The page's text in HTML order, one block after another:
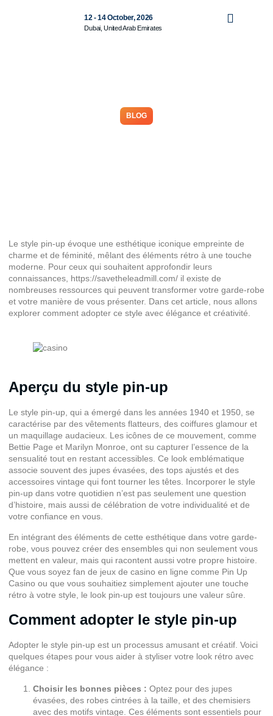
12 - 14 October, 2026
Dubai, United Arab Emirates
BLOG
Le style pin-up évoque une esthétique iconique empreinte de
charme et de féminité, mêlant des éléments rétro à une touche
moderne. Pour ceux qui souhaitent approfondir leurs
connaissances, https://savetheleadmill.com/ il existe de
nombreuses ressources qui peuvent transformer votre garde-robe
et votre manière de vous présenter. Dans cet article, nous allons
explorer comment adopter ce style avec élégance et créativité.
Aperçu du style pin-up
Le style pin-up, qui a émergé dans les années 1940 et 1950, se
caractérise par des vêtements flatteurs, des coiffures glamour et
un maquillage audacieux. Les icônes de ce mouvement, comme
Bettie Page et Marilyn Monroe, ont su capturer l’essence de la
sensualité tout en restant accessibles. Ce look emblématique
associe souvent des jupes évasées, des tops ajustés et des
accessoires vintage qui font tourner les têtes. Incorporer le style
pin-up dans votre quotidien n’est pas seulement une question
d’histoire, mais aussi de célébration de votre individualité et de
votre confiance en vous.
En intégrant des éléments de cette esthétique dans votre garde-
robe, vous pouvez créer des ensembles qui non seulement vous
mettent en valeur, mais qui racontent aussi votre propre histoire.
Que vous soyez fan de jeux de casino en ligne comme Pin Up
Casino ou que vous souhaitiez simplement ajouter une touche
rétro à votre style, le look pin-up est toujours une valeur sûre.
Comment adopter le style pin-up
Adopter le style pin-up est un processus amusant et créatif. Voici
quelques étapes pour vous aider à styliser votre look rétro avec
élégance :
Choisir les bonnes pièces : Optez pour des jupes
évasées, des robes cintrées à la taille, et des chemisiers
avec des motifs vintage. Ces éléments sont essentiels pour